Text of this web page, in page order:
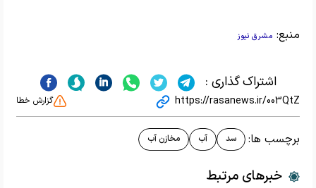
منبع: مشرق نیوز
اشتراک گذاری :
https://rasanews.ir/003QtZ گزارش خطا
برچسب ها: سد آب مخازن آب
خبرهای مرتبط